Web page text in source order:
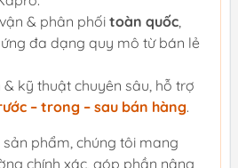
& phân phối toàn quốc
đa dạng quy mô từ bán lẻ
kỹ thuật chuyên sâu, hỗ trợ
– trong – sau bán hàng.
phẩm, chúng tôi mang
chính xác, góp phần nâng